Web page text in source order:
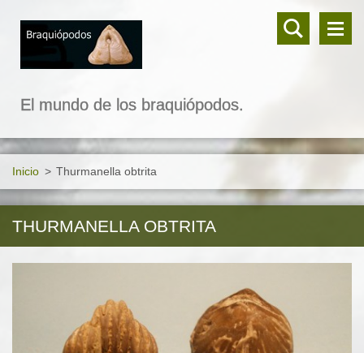
El mundo de los braquiópodos.
Inicio > Thurmanella obtrita
THURMANELLA OBTRITA